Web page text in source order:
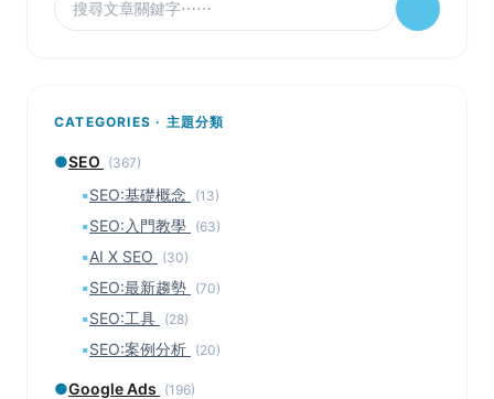
CATEGORIES · 主題分類
●SEO (367)
▪SEO:基礎概念 (13)
▪SEO:入門教學 (63)
▪AI X SEO (30)
▪SEO:最新趨勢 (70)
▪SEO:工具 (28)
▪SEO:案例分析 (20)
●Google Ads (196)